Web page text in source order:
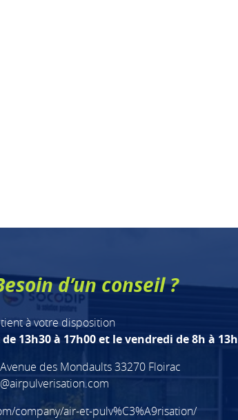
d’un conseil ?
à votre disposition
13h30 à 17h00 et le vendredi de 8h à 13h
des Mondaults 33270 Floirac
company/air-et-pulv%C3%A9risation/